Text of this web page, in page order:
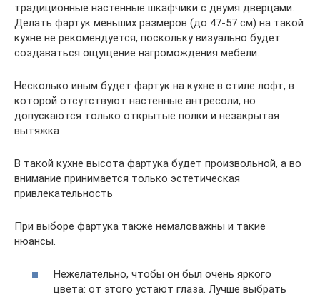
традиционные настенные шкафчики с двумя дверцами.
Делать фартук меньших размеров (до 47-57 см) на такой
кухне не рекомендуется, поскольку визуально будет
создаваться ощущение нагромождения мебели.
Несколько иным будет фартук на кухне в стиле лофт, в
которой отсутствуют настенные антресоли, но
допускаются только открытые полки и незакрытая
вытяжка
В такой кухне высота фартука будет произвольной, а во
внимание принимается только эстетическая
привлекательность
При выборе фартука также немаловажны и такие
нюансы.
Нежелательно, чтобы он был очень яркого
цвета: от этого устают глаза. Лучше выбрать